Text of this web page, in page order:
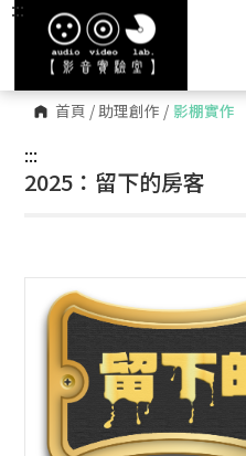
首頁 /助理創作 / 影棚實作
:::
:::
2025：留下的房客